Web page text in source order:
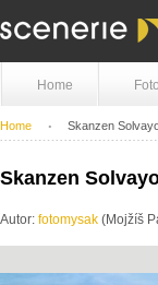
Home
Home Skanzen
Skanzen
Autor: fotomysak (Mojžíš